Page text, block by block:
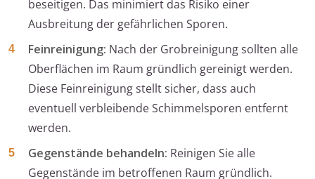
beseitigen. Das minimiert das Risiko einer
Ausbreitung der gefährlichen Sporen.
Feinreinigung: Nach der Grobreinigung sollten alle
Oberflächen im Raum gründlich gereinigt werden.
Diese Feinreinigung stellt sicher, dass auch
eventuell verbleibende Schimmelsporen entfernt
werden.
Gegenstände behandeln: Reinigen Sie alle
Gegenstände im betroffenen Raum gründlich.